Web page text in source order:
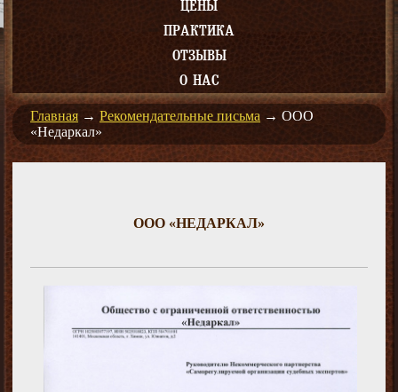
ЦЕНЫ
ПРАКТИКА
ОТЗЫВЫ
О НАС
Главная → Рекомендательные письма → ООО
«Недаркал»
ООО «НЕДАРКАЛ»